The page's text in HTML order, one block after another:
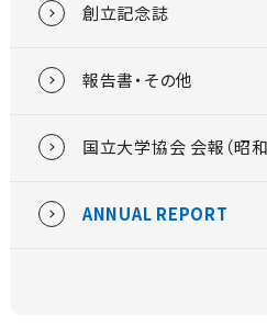
創立記念誌
報告書・その他
国立大学協会 会報（昭
ANNUAL REPORT